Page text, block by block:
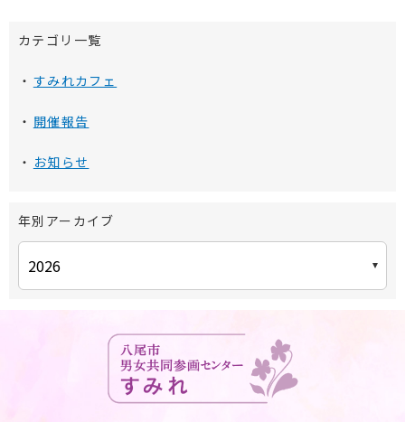
カテゴリ一覧
すみれカフェ
開催報告
お知らせ
年別アーカイブ